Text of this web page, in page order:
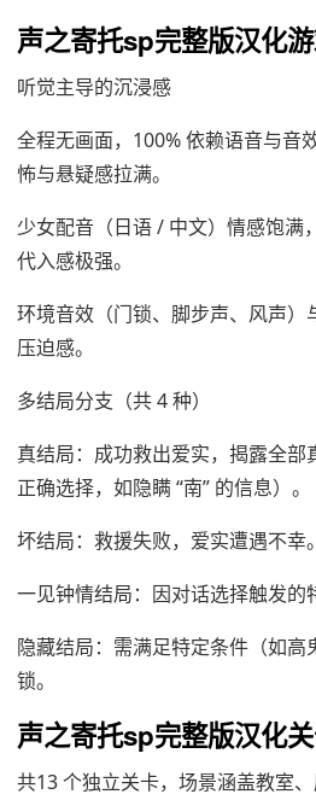
声之寄托sp完整版汉化
听觉主导的沉浸感
全程无画面，100% 依赖语音与音
怖与悬疑感拉满。
少女配音（日语 / 中文）情感饱满
代入感极强。
环境音效（门锁、脚步声、风声）
压迫感。
多结局分支（共 4 种）
真结局：成功救出爱实，揭露全部
正确选择，如隐瞒 “南” 的信息）。
坏结局：救援失败，爱实遭遇不幸。
一见钟情结局：因对话选择触发的
隐藏结局：需满足特定条件（如高
锁。
声之寄托sp完整版汉化
共13 个独立关卡，场景涵盖教室、